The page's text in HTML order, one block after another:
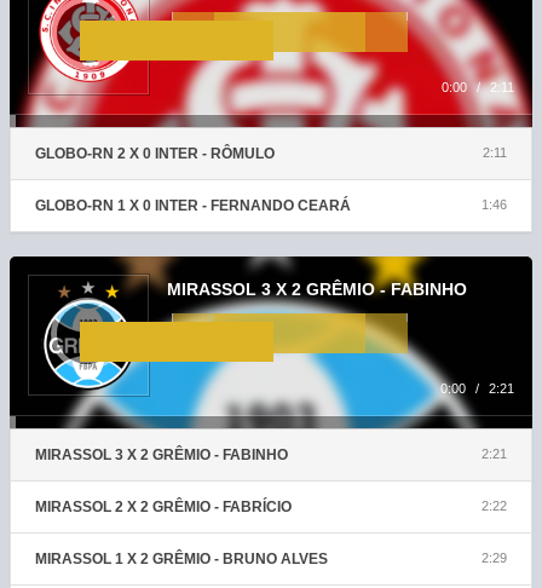
0:00 / 2:11
GLOBO-RN 2 X 0 INTER - RÔMULO 2:11
GLOBO-RN 1 X 0 INTER - FERNANDO CEARÁ 1:46
Tocador
de
áudio
MIRASSOL 3 X 2 GRÊMIO - FABINHO
0:00 / 2:21
MIRASSOL 3 X 2 GRÊMIO - FABINHO 2:21
MIRASSOL 2 X 2 GRÊMIO - FABRÍCIO 2:22
MIRASSOL 1 X 2 GRÊMIO - BRUNO ALVES 2:29